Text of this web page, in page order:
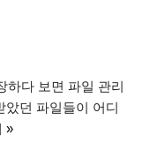
하다 보면 파일 관리
았던 파일들이 어디
»